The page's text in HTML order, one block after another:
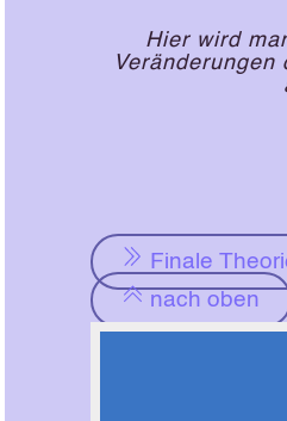
Hier wird
Finale
nach oben